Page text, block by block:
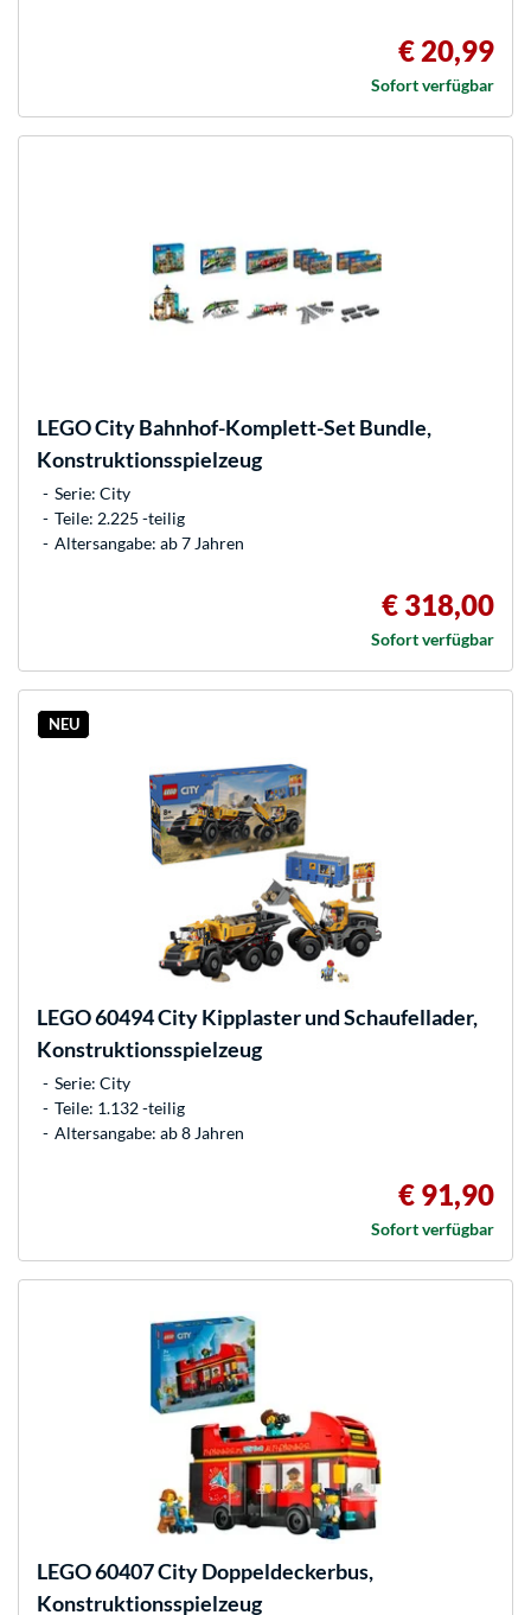
€ 20,99
Sofort verfügbar
LEGOCity Bahnhof-Komplett-Set Bundle,
Konstruktionsspielzeug
Serie: City
Teile: 2.225 -teilig
Altersangabe: ab 7 Jahren
€ 318,00
Sofort verfügbar
NEU
LEGO60494 City Kipplaster und Schaufellader,
Konstruktionsspielzeug
Serie: City
Teile: 1.132 -teilig
Altersangabe: ab 8 Jahren
€ 91,90
Sofort verfügbar
LEGO60407 City Doppeldeckerbus,
Konstruktionsspielzeug